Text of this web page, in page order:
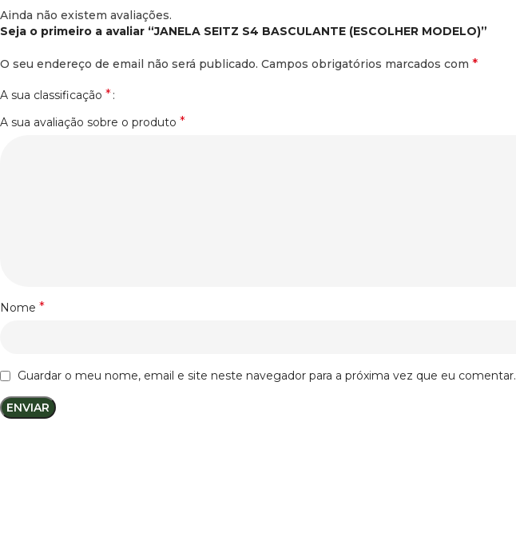
Ainda não existem avaliações.
Seja o primeiro a avaliar “JANELA SEITZ S4 BASCULANTE (ESCOLHER MODELO)”
O seu endereço de email não será publicado. Campos obrigatórios marcados com *
A sua classificação *
A sua avaliação sobre o produto *
Nome *
Guardar o meu nome, email e site neste navegador para a próxima vez que eu comentar.